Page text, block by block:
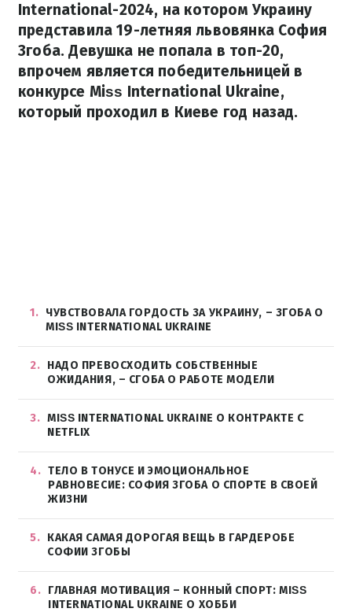
International-2024, на котором Украину
представила 19-летняя львовянка София
Згоба. Девушка не попала в топ-20,
впрочем является победительницей в
конкурсе Міѕѕ International Ukraine,
который проходил в Киеве год назад.
1
ЧУВСТВОВАЛА ГОРДОСТЬ ЗА УКРАИНУ, – ЗГОБА О
МІЅЅ INTERNATIONAL UKRAINE
2
НАДО ПРЕВОСХОДИТЬ СОБСТВЕННЫЕ
ОЖИДАНИЯ, – СГОБА О РАБОТЕ МОДЕЛИ
3
MIЅЅ INTERNATIONAL UKRAINE О КОНТРАКТЕ С
NETFLIX
4
ТЕЛО В ТОНУСЕ И ЭМОЦИОНАЛЬНОЕ
РАВНОВЕСИЕ: СОФИЯ ЗГОБА О СПОРТЕ В СВОЕЙ
ЖИЗНИ
5
КАКАЯ САМАЯ ДОРОГАЯ ВЕЩЬ В ГАРДЕРОБЕ
СОФИИ ЗГОБЫ
6
ГЛАВНАЯ МОТИВАЦИЯ – КОННЫЙ СПОРТ: MIЅЅ
INTERNATIONAL UKRAINE О ХОББИ